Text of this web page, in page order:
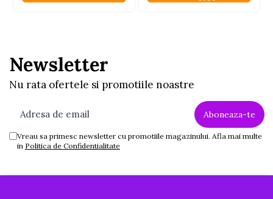
Newsletter
Nu rata ofertele si promotiile noastre
Vreau sa primesc newsletter cu promotiile magazinului. Afla mai multe
in Politica de Confidentialitate